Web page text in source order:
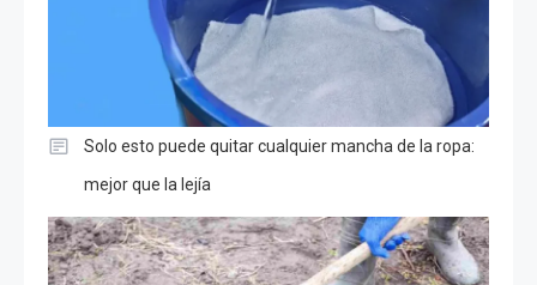
Solo esto puede quitar cualquier mancha de la ropa:
mejor que la lejía